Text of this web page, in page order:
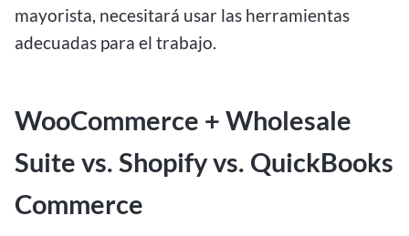
mayorista, necesitará usar las herramientas
adecuadas para el trabajo.
WooCommerce + Wholesale
Suite vs. Shopify vs. QuickBooks
Commerce